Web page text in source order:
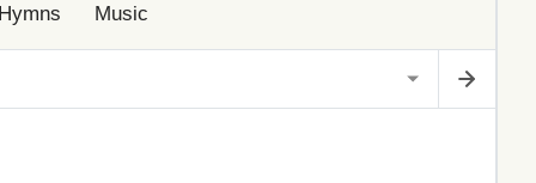
Hymns Music